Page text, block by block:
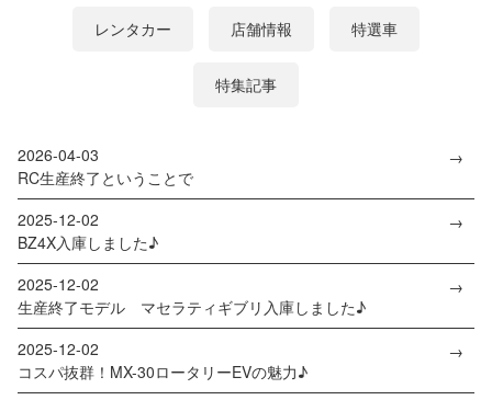
レンタカー 店舗情報 特選車
特集記事
2026-04-03
RC生産終了ということで
2025-12-02
BZ4X入庫しました♪
2025-12-02
生産終了モデル マセラティギブリ入庫しました♪
2025-12-02
コスパ抜群！MX-30ロータリーEVの魅力♪